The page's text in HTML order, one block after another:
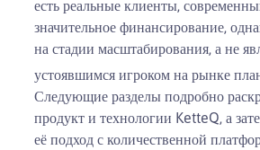
есть реальные клиенты,
значительное финансирование,
на стадии масштабирования, а не
устоявшимся игроком на рынке
Следующие разделы подробно
продукт и технологии KetteQ, а
её подход с количественной